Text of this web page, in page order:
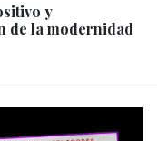
y
de la modernidad